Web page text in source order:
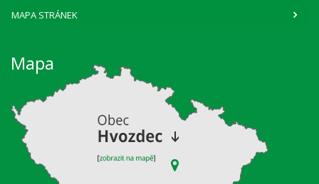
MAPA STRÁNEK
Mapa